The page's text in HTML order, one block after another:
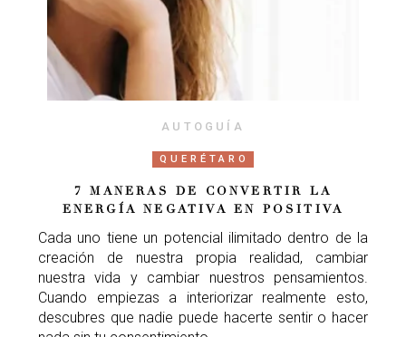
AUTOGUÍA
QUERÉTARO
7 MANERAS DE CONVERTIR LA
ENERGÍA NEGATIVA EN POSITIVA
Cada uno tiene un potencial ilimitado dentro de la
creación de nuestra propia realidad, cambiar
nuestra vida y cambiar nuestros pensamientos.
Cuando empiezas a interiorizar realmente esto,
descubres que nadie puede hacerte sentir o hacer